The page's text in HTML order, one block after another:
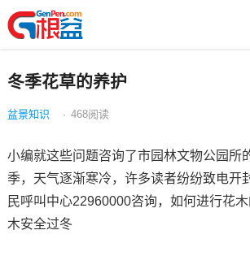
冬季花草的养护
盆景知识 · 468阅读
小编就这些问题咨询了市园林文物公园所
季，天气逐渐寒冷，许多读者纷纷致电开
民呼叫中心22960000咨询，如何进行花
木安全过冬